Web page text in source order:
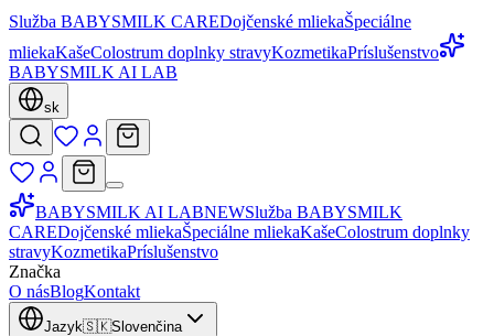
Služba BABYSMILK CAREDojčenské mliekaŠpeciálne
mliekaKašeColostrum doplnky stravyKozmetikaPríslušenstvo
BABYSMILK AI LAB
sk
BABYSMILK AI LABNEWSlužba BABYSMILK
CAREDojčenské mliekaŠpeciálne mliekaKašeColostrum doplnky
stravyKozmetikaPríslušenstvo
Značka
O násBlogKontakt
Jazyk🇸🇰Slovenčina